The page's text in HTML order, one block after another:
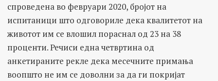
спроведена во февруари 2020, бројот на
испитаници што одговориле дека квалитетот на
животот им се влошил пораснал од 23 на 38
проценти. Речиси една четвртина од
анкетираните рекле дека месечните примања
воопшто не им се доволни за да ги покријат